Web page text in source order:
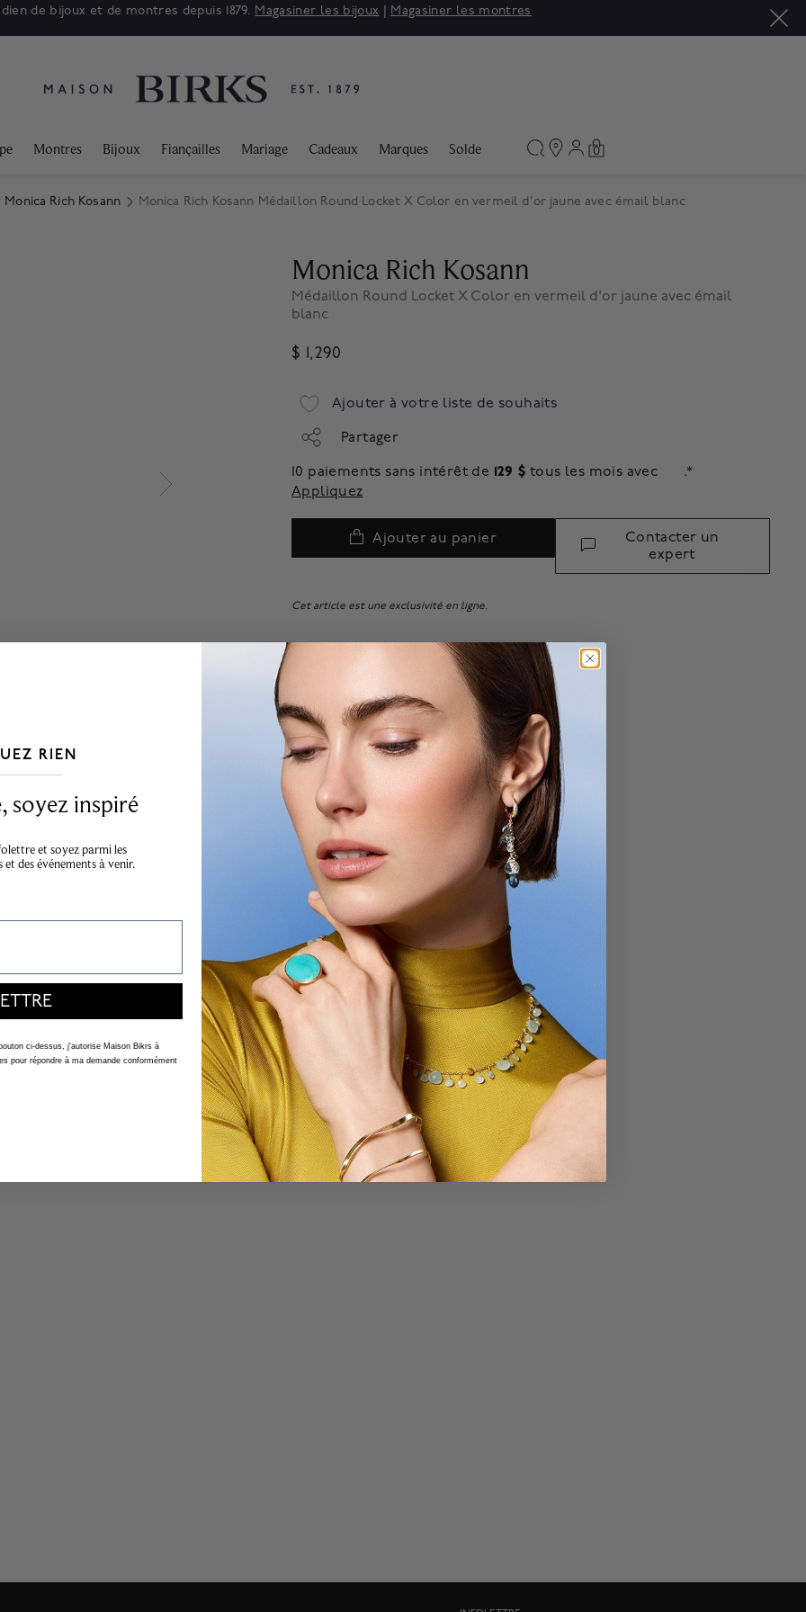
de bijoux et de montres depuis 1879. Magasiner les bijoux | Magasiner les montres
Montres Bijoux Fiançailles Mariage Cadeaux Marques Solde 0
Rich Kosann Monica Rich Kosann Médaillon Round Locket X Color en vermeil d'or jaune avec émail blanc
coloré sur du vermeil,
de Monica Rich
blanc décoré avec
noir, ce médaillon
visitant le
Monica Rich Kosann
Médaillon Round Locket X Color en vermeil d'or jaune avec émail
blanc
$ 1,290
Ajouter à votre liste de souhaits
Partager
10 paiements sans intérêt de 129 $ tous les mois avec
.*
Appliquez
Ajouter au panier
Contacter un
expert
Cet article est une exclusivité en ligne.
RIEN
soyez inspiré
et soyez parmi les
des événements à venir.
ci-dessus, j'autorise Maison Bikrs à
pour répondre à ma demande conformément